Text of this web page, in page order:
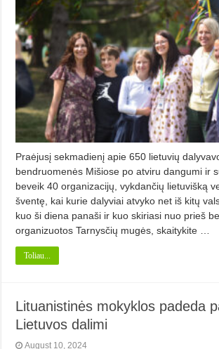
Praėjusį sekmadienį apie 650 lietuvių
bendruomenės Mišiose po atviru dangumi ir
beveik 40 organizacijų, vykdančių lietuvišką
šventę, kai kurie dalyviai atvyko net iš kitų
kuo ši diena panaši ir kuo skiriasi nuo prieš
organizuotos Tarnysčių mugės, skaitykite …
Toliau...
Lituanistinės mokyklos padeda
Lietuvos dalimi
August 10, 2024